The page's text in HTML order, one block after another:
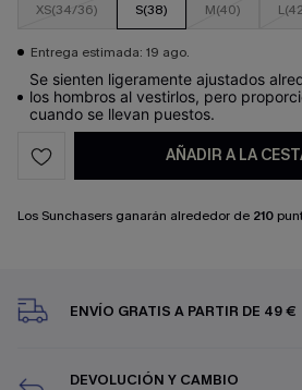
XS(34/36) S(38) M(40)
Entrega estimada: 19 ago.
Se sienten ligeramente ajustados
los hombros al vestirlos, pero
cuando se llevan puestos.
AÑADIR A LA
Los Sunchasers ganarán alrededor de 210
ENVÍO GRATIS A PARTIR DE 49 €
DEVOLUCIÓN Y CAMBIO